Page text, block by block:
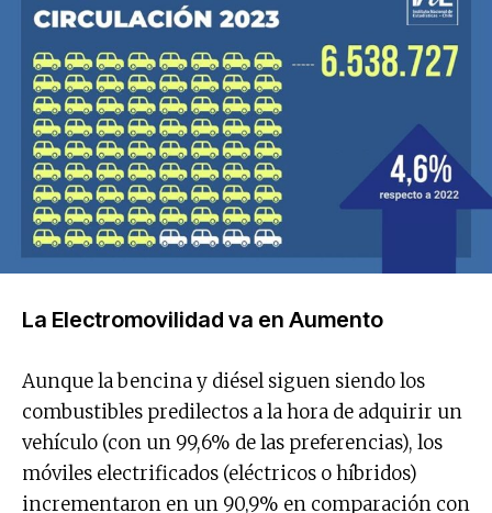
La Electromovilidad va en Aumento
Aunque la bencina y diésel siguen siendo los
combustibles predilectos a la hora de adquirir un
vehículo (con un 99,6% de las preferencias), los
móviles electrificados (eléctricos o híbridos)
incrementaron en un 90,9% en comparación con